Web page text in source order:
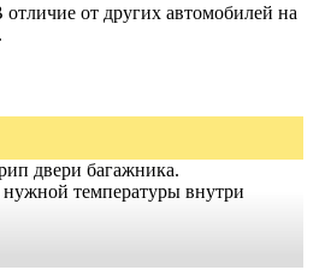
от других автомобилей на
двери багажника.
температуры внутри